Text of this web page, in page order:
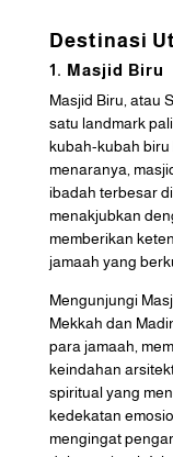
Destinasi
1. Masjid Biru
Masjid Biru, atau
satu landmark
kubah-kubah biru
menaranya,
ibadah terbesar
menakjubkan
memberikan
jamaah yang
Mengunjungi
Mekkah dan
para jamaah,
keindahan
spiritual yang
kedekatan
mengingat